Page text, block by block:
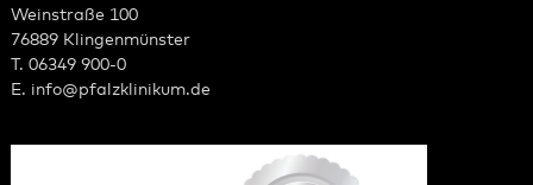
Weinstraße 100
76889 Klingenmünster
T. 06349 900-0
E. info@pfalzklinikum.de